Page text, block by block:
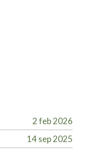
2 feb 2026
14 sep 2025